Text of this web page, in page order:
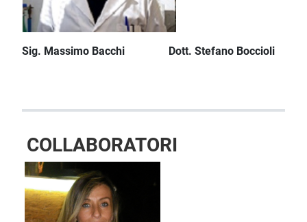
Sig. Massimo Bacchi Dott. Stefano Boccioli
COLLABORATORI